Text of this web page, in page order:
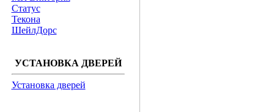
Статус
Текона
ШейлДорс
УСТАНОВКА ДВЕРЕЙ
Установка дверей